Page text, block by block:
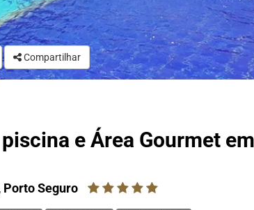
Compartilhar
e Área Gourmet
Seguro